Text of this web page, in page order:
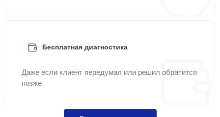
Бесплатная диагностика
Даже если клиент передумал или решил обратится
позже